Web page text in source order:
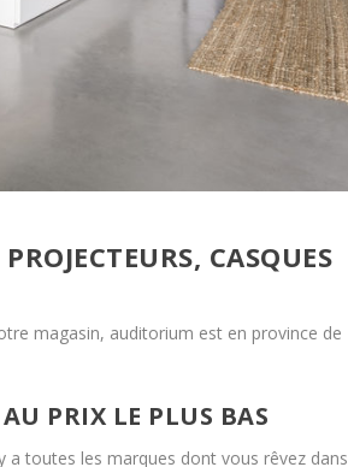
CASQUES
magasin, auditorium est en province de
PRIX LE PLUS BAS
a toutes les marques dont vous rêvez dans